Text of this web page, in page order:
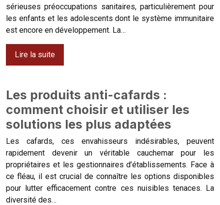
sérieuses préoccupations sanitaires, particulièrement pour
les enfants et les adolescents dont le système immunitaire
est encore en développement. La…
Lire la suite
Les produits anti-cafards :
comment choisir et utiliser les
solutions les plus adaptées
Les cafards, ces envahisseurs indésirables, peuvent
rapidement devenir un véritable cauchemar pour les
propriétaires et les gestionnaires d’établissements. Face à
ce fléau, il est crucial de connaître les options disponibles
pour lutter efficacement contre ces nuisibles tenaces. La
diversité des…